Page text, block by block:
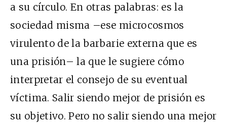
a su círculo. En otras palabras: es la
sociedad misma –ese microcosmos
virulento de la barbarie externa que es
una prisión– la que le sugiere cómo
interpretar el consejo de su eventual
víctima. Salir siendo mejor de prisión es
su objetivo. Pero no salir siendo una mejor